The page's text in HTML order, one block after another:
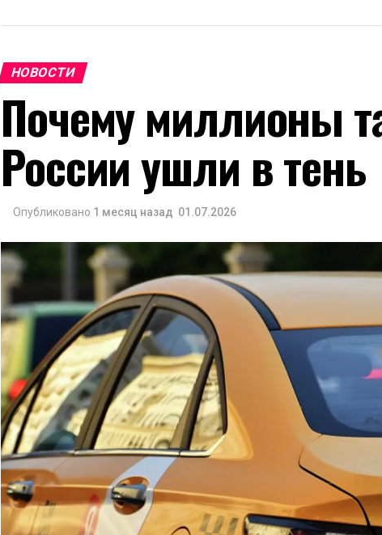
НОВОСТИ
Почему миллионы
России ушли в тень
Опубликовано 1 месяц назад 01.07.2026